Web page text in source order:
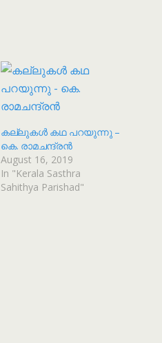
കല്ലുകൾ കഥ പറയുന്നു –
കെ. രാമചന്ദ്രൻ
August 16, 2019
In "Kerala Sasthra
Sahithya Parishad"